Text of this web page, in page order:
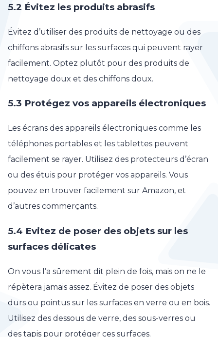
5.2 Évitez les produits abrasifs
Évitez d’utiliser des produits de nettoyage ou des
chiffons abrasifs sur les surfaces qui peuvent rayer
facilement. Optez plutôt pour des produits de
nettoyage doux et des chiffons doux.
5.3 Protégez vos appareils électroniques
Les écrans des appareils électroniques comme les
téléphones portables et les tablettes peuvent
facilement se rayer. Utilisez des protecteurs d’écran
ou des étuis pour protéger vos appareils. Vous
pouvez en trouver facilement sur Amazon, et
d’autres commerçants.
5.4 Evitez de poser des objets sur les
surfaces délicates
On vous l’a sûrement dit plein de fois, mais on ne le
répètera jamais assez. Évitez de poser des objets
durs ou pointus sur les surfaces en verre ou en bois.
Utilisez des dessous de verre, des sous-verres ou
des tapis pour protéger ces surfaces.